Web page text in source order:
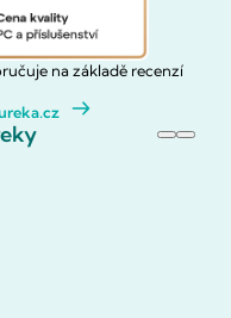
na základě recenzí